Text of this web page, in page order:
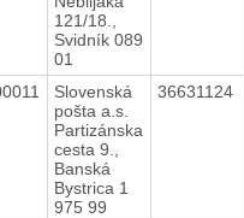
121/18.,
Svidník 089
01
Slovenská
pošta a.s.
Partizánska
cesta 9.,
Banská
Bystrica 1
975 99
36631124